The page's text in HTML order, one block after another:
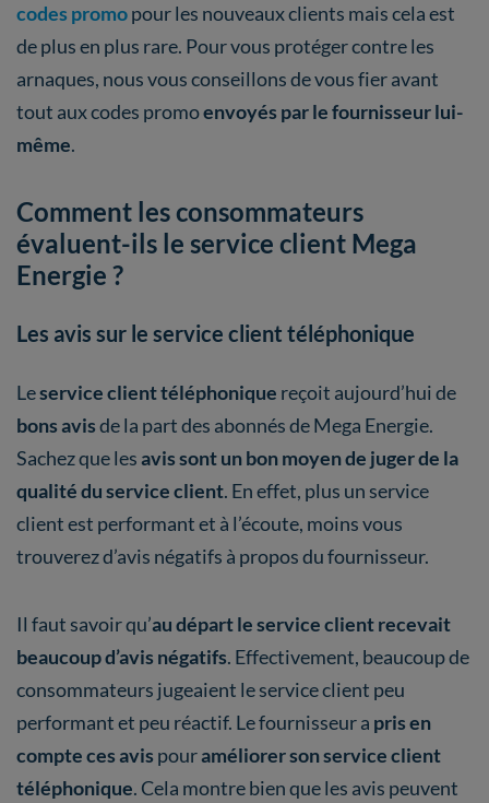
codes promopour les nouveaux clients mais cela est
de plus en plus rare. Pour vous protéger contre les
arnaques, nous vous conseillons de vous fier avant
tout aux codes promoenvoyés par le fournisseur lui-
même.
Comment les consommateurs
évaluent-ils le service client Mega
Energie ?
Les avis sur le service client téléphonique
Leservice client téléphonique reçoit aujourd’hui de
bons avisde la part des abonnés de Mega Energie.
Sachez que lesavis sont un bon moyen de juger de la
qualité du service client. En effet, plus un service
client est performant et à l’écoute, moins vous
trouverez d’avis négatifs à propos du fournisseur.
Il faut savoir qu’au départ le service client recevait
beaucoup d’avis négatifs. Effectivement, beaucoup de
consommateurs jugeaient le service client peu
performant et peu réactif. Le fournisseur a pris en
compte ces avis pouraméliorer son service client
téléphonique. Cela montre bien que les avis peuvent